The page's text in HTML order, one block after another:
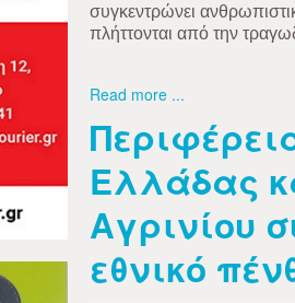
συγκεντρώνει
πλήττονται από την
Read more ...
Ελλάδας
Αγρινίου
εθνικό